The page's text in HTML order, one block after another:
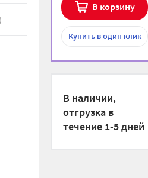
В корзину
Купитьв один клик
В наличии,
отгрузка в
течение 1-5 дней